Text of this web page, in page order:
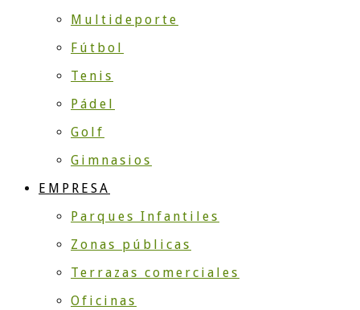
Multideporte
Fútbol
Tenis
Pádel
Golf
Gimnasios
EMPRESA
Parques Infantiles
Zonas públicas
Terrazas comerciales
Oficinas